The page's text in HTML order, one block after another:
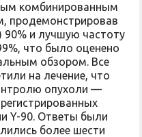
комбинированным
продемонстрировав
90% и лучшую частоту
что было оценено
обзором. Все
на лечение, что
опухоли —
Y-90. Ответы были
более шести